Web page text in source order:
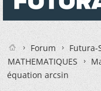
Forum
Futura-
MATHEMATIQUES
équation arcsin